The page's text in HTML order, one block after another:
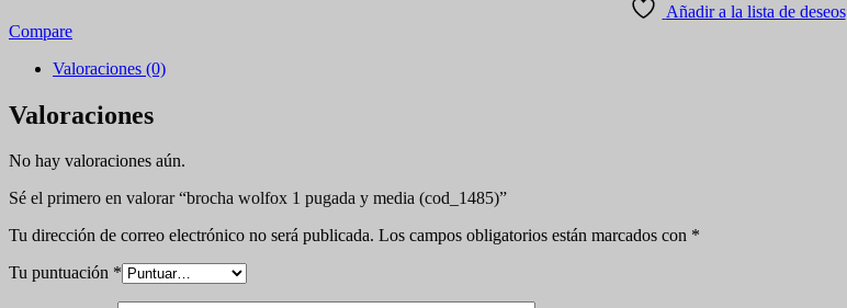
Añadir a la lista de deseos
Compare
Valoraciones (0)
Valoraciones
No hay valoraciones aún.
Sé el primero en valorar “brocha wolfox 1 pugada y media (cod_1485)”
Tu dirección de correo electrónico no será publicada. Los campos obligatorios están marcados con *
Tu puntuación *